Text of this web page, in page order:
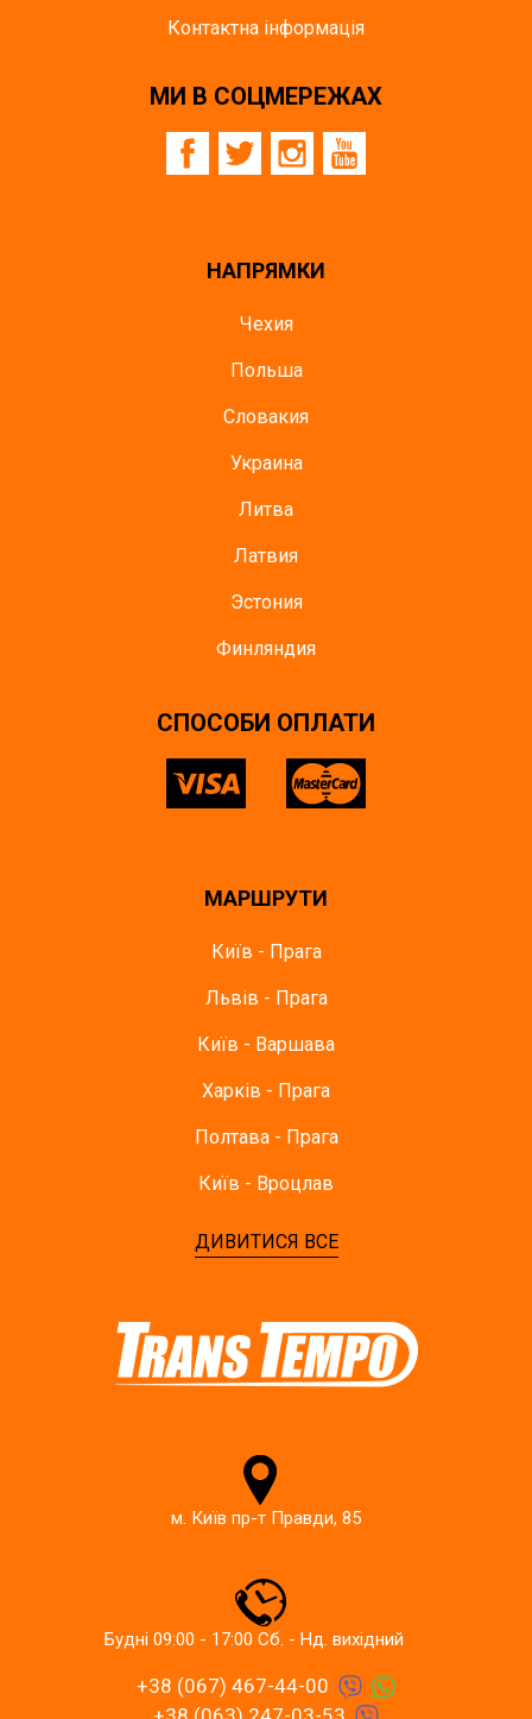
Контактна інформація
МИ В СОЦМЕРЕЖАХ
НАПРЯМКИ
Чехия
Польша
Словакия
Украина
Литва
Латвия
Эстония
Финляндия
СПОСОБИ ОПЛАТИ
МАРШРУТИ
Київ - Прага
Львів - Прага
Київ - Варшава
Харків - Прага
Полтава - Прага
Київ - Вроцлав
ДИВИТИСЯ ВСЕ
м. Київ пр-т Правди, 85
Будні 09:00 - 17:00 Сб. - Нд. вихідний
+38 (067) 467-44-00